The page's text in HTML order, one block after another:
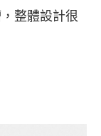
整體設計很